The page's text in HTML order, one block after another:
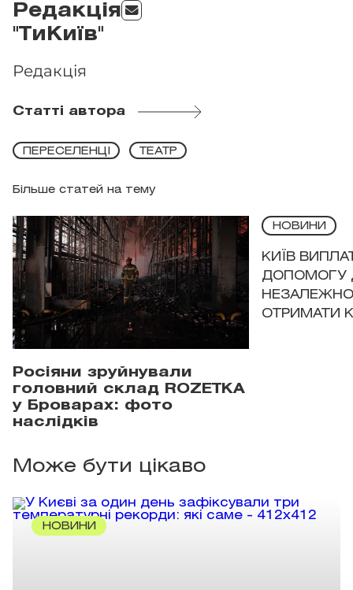
Редакція
"ТиКиїв"
Редакція
Статті автора
Більше статей на тему
ПЕРЕСЕЛЕНЦІ ТЕАТР
Росіяни зруйнували
головний склад ROZETKA
у Броварах: фото
наслідків
НОВИНИ
КИЇВ
ДОПОМОГУ
ОТРИМАТИ
Може бути цікаво
НОВИНИ